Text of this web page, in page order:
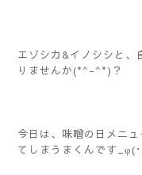
エゾシカ&イノシシと、
りませんか(*^-^*)？
今日は、味噌の日メニ
てしまうまくんです_φ(